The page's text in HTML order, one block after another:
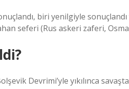
biri yenilgiyle
seferi (Rus askeri zaferi,
Devrimi’yle yıkılınca